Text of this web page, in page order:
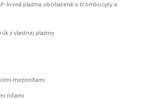
krvná plazma obohatená o trombocyty a
z vlastnej plazmy
mezoniťami
niťami